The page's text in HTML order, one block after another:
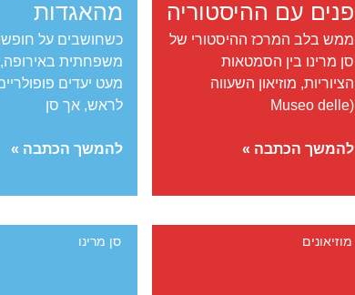
פנים עם ההיסטוריה
ממש בלב המרכז ההיסטורי של
סן מרינו בין הסמטאות
הציוריות, מוזיאון השעווה
(Museo delle
מוזיאון
–
להמשך הכתבה »
מהאגדות
כשחושבים על
משפחתית
מעט יעדים
לראש, אך סן
סן
טיול
להמשך הכתבה »
מוזיאונים סן מרינו